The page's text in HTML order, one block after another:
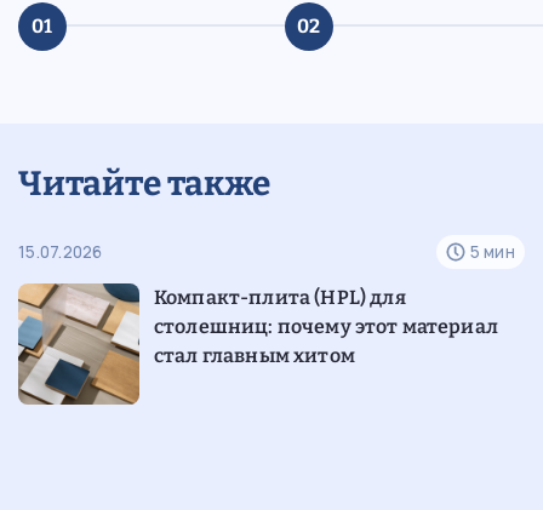
01 02
Читайте также
15.07.2026 5 мин
Компакт-плита (HPL) для
столешниц: почему этот материал
стал главным хитом